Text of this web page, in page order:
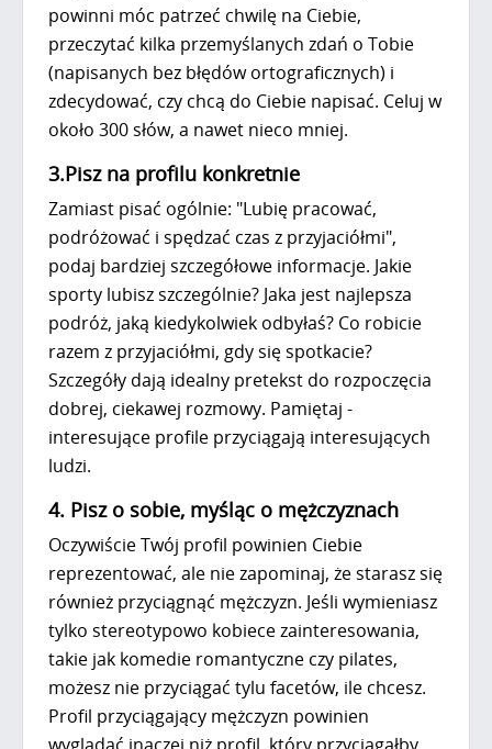
powinni móc patrzeć chwilę na Ciebie,
przeczytać kilka przemyślanych zdań o Tobie
(napisanych bez błędów ortograficznych) i
zdecydować, czy chcą do Ciebie napisać. Celuj w
około 300 słów, a nawet nieco mniej.
3.Pisz na profilu konkretnie
Zamiast pisać ogólnie: "Lubię pracować,
podróżować i spędzać czas z przyjaciółmi",
podaj bardziej szczegółowe informacje. Jakie
sporty lubisz szczególnie? Jaka jest najlepsza
podróż, jaką kiedykolwiek odbyłaś? Co robicie
razem z przyjaciółmi, gdy się spotkacie?
Szczegóły dają idealny pretekst do rozpoczęcia
dobrej, ciekawej rozmowy. Pamiętaj -
interesujące profile przyciągają interesujących
ludzi.
4. Pisz o sobie, myśląc o mężczyznach
Oczywiście Twój profil powinien Ciebie
reprezentować, ale nie zapominaj, że starasz się
również przyciągnąć mężczyzn. Jeśli wymieniasz
tylko stereotypowo kobiece zainteresowania,
takie jak komedie romantyczne czy pilates,
możesz nie przyciągać tylu facetów, ile chcesz.
Profil przyciągający mężczyzn powinien